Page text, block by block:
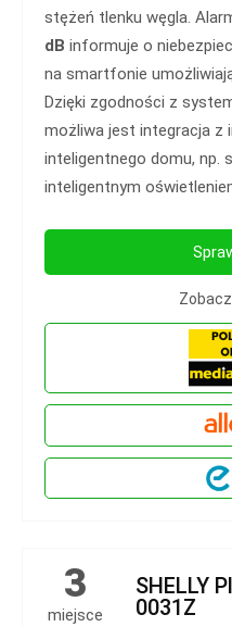
stężeń tlenku węgla.
dB informuje o
na smartfonie
Dzięki zgodności z
możliwa jest integracja z
inteligentnego domu, np.
inteligentnym
3
miejsce
SHELLY
0031Z